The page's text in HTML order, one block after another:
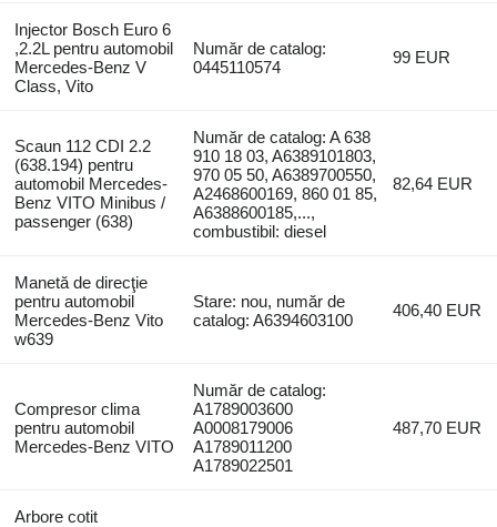
Injector Bosch Euro 6
,2.2L pentru automobil
Mercedes-Benz V
Class, Vito
Număr de catalog:
0445110574
99 EUR
Scaun 112 CDI 2.2
(638.194) pentru
automobil Mercedes-
Benz VITO Minibus /
passenger (638)
Număr de catalog: A 638
910 18 03, A6389101803,
970 05 50, A6389700550,
A2468600169, 860 01 85,
A6388600185,...,
combustibil: diesel
82,64 EUR
Manetă de direcţie
pentru automobil
Mercedes-Benz Vito
w639
Stare: nou, număr de
catalog: A6394603100
406,40 EUR
Compresor clima
pentru automobil
Mercedes-Benz VITO
Număr de catalog:
A1789003600
A0008179006
A1789011200
A1789022501
487,70 EUR
Arbore cotit